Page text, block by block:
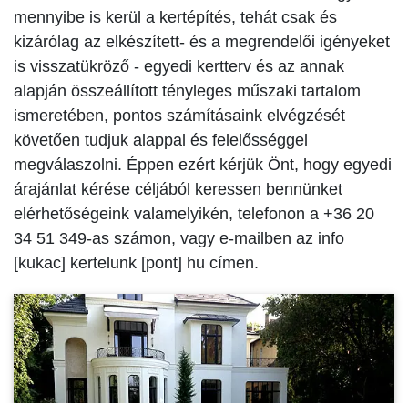
mennyibe is kerül a kertépítés, tehát csak és
kizárólag az elkészített- és a megrendelői igényeket
is visszatükröző - egyedi kertterv és az annak
alapján összeállított tényleges műszaki tartalom
ismeretében, pontos számításaink elvégzését
követően tudjuk alappal és felelősséggel
megválaszolni. Éppen ezért kérjük Önt, hogy egyedi
árajánlat kérése céljából keressen bennünket
elérhetőségeink valamelyikén, telefonon a +36 20
34 51 349-as számon, vagy e-mailben az info
[kukac] kertelunk [pont] hu címen.